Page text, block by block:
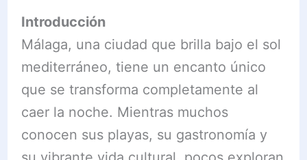
Introducción
Málaga, una ciudad que brilla bajo el sol
mediterráneo, tiene un encanto único
que se transforma completamente al
caer la noche. Mientras muchos
conocen sus playas, su gastronomía y